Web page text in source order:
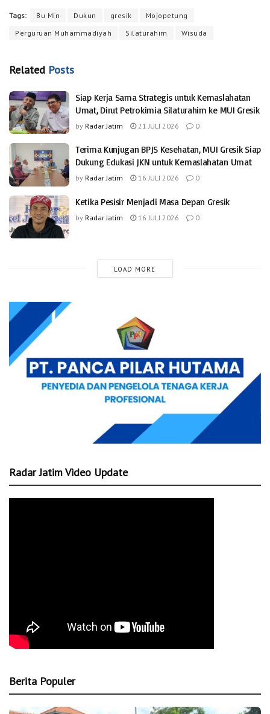
Tags: Bu Min Dukun gresik
Mojopetung
Perguruan Muhammadiyah
Silaturahim Wisuda
Related Posts
Siap Kerja Sama Strategis untuk Kemaslahatan
Umat, Dirut Petrokimia Silaturahim ke MUI Gresik
by Radar Jatim 21 JULI 2026 0
Terima Kunjugan BPJS Kesehatan, MUI Gresik Siap
Dukung Edukasi JKN untuk Kemaslahatan Umat
by Radar Jatim 16 JULI 2026 0
Ketika Pesisir Menjadi Masa Depan Gresik
by Radar Jatim 16 JULI 2026 0
LOAD MORE
Radar Jatim Video Update
Berita Populer